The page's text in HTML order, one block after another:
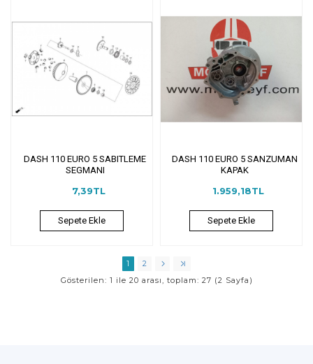
DASH 110 EURO 5 SABITLEME
SEGMANI
7,39TL
Sepete Ekle
DASH 110 EURO 5 SANZUMAN
KAPAK
1.959,18TL
Sepete Ekle
1
2
Gösterilen: 1 ile 20 arası, toplam: 27 (2 Sayfa)